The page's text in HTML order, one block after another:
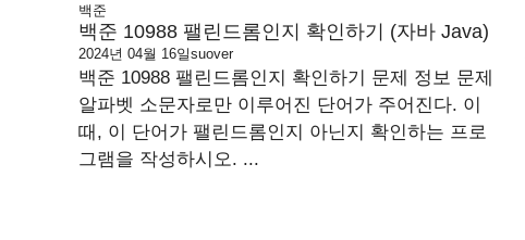
백준
백준 10988 팰린드롬인지 확인하기 (자바 Java)
2024년 04월 16일suover
백준 10988 팰린드롬인지 확인하기 문제 정보 문제
알파벳 소문자로만 이루어진 단어가 주어진다. 이
때, 이 단어가 팰린드롬인지 아닌지 확인하는 프로
그램을 작성하시오. ...